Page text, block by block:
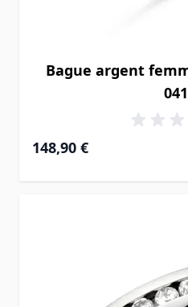
Bague argent
148,90 €